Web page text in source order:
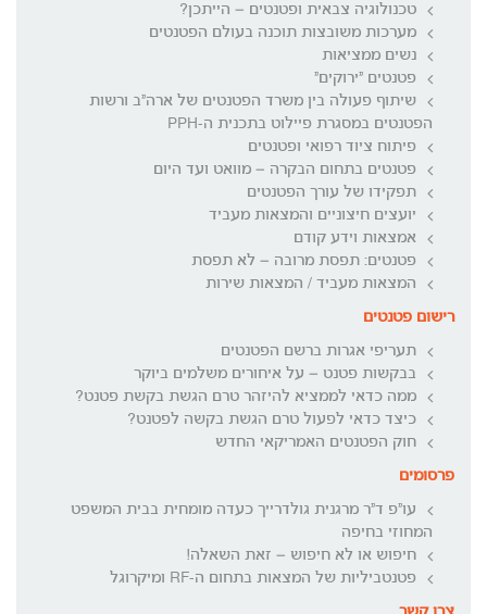
טכנולוגיה צבאית ופטנטים – הייתכן?
מערכות משובצות תוכנה בעולם הפטנטים
נשים ממציאות
פטנטים "ירוקים"
שיתוף פעולה בין משרד הפטנטים של ארה"ב ורשות
הפטנטים במסגרת פיילוט בתכנית ה-PPH
פיתוח ציוד רפואי ופטנטים
פטנטים בתחום הבקרה – מוואט ועד היום
תפקידו של עורך הפטנטים
יועצים חיצוניים והמצאות מעביד
אמצאות וידע קודם
פטנטים: תפסת מרובה – לא תפסת
המצאות מעביד / המצאות שירות
רישום פטנטים
תעריפי אגרות ברשם הפטנטים
בבקשות פטנט – על איחורים משלמים ביוקר
ממה כדאי לממציא להיזהר טרם הגשת בקשת פטנט?
כיצד כדאי לפעול טרם הגשת בקשה לפטנט?
חוק הפטנטים האמריקאי החדש
פרסומים
עו"פ ד"ר מרגנית גולדרייך כעדה מומחית בבית המשפט
המחוזי בחיפה
חיפוש או לא חיפוש – זאת השאלה!
פטנטביליות של המצאות בתחום ה-RF ומיקרוגל